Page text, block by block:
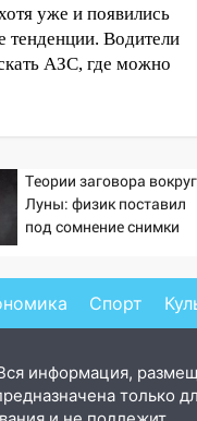
уже и появились
тенденции. Водители
АЗС, где можно
Теории заговора вокруг
Луны: физик поставил
под сомнение снимки
Спорт
информация,
только